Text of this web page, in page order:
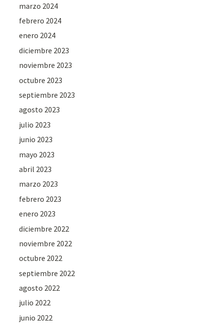
marzo 2024
febrero 2024
enero 2024
diciembre 2023
noviembre 2023
octubre 2023
septiembre 2023
agosto 2023
julio 2023
junio 2023
mayo 2023
abril 2023
marzo 2023
febrero 2023
enero 2023
diciembre 2022
noviembre 2022
octubre 2022
septiembre 2022
agosto 2022
julio 2022
junio 2022